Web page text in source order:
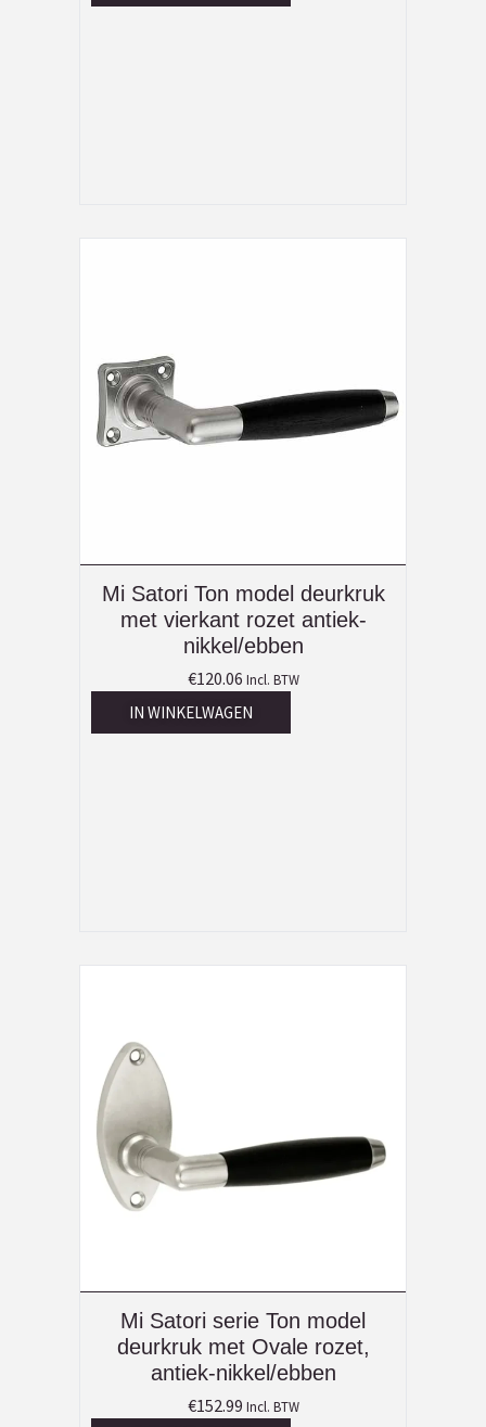
Mi Satori Ton model deurkruk
met vierkant rozet antiek-
nikkel/ebben
€120.06 Incl. BTW
IN WINKELWAGEN
Mi Satori serie Ton model
deurkruk met Ovale rozet,
antiek-nikkel/ebben
€152.99 Incl. BTW